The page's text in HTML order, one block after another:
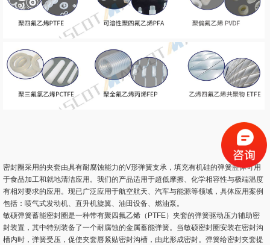
密封圈采用的夹套由具有耐腐蚀能力的V形弹簧支承，填充有机硅的弹簧腔体可用
于食品加工和就地清洁应用。我们的产品适用于超低摩擦、化学相容性与极端温度
有相对要求的应用。现已广泛应用于航空航天、汽车与能源等领域，具体应用案例
包括：喷气式发动机、直升机旋翼、油田设备、燃油泵。
敏硕弹簧蓄能密封圈是一种带有聚四氟乙烯（PTFE）夹套的弹簧驱动压力辅助密
封装置，其中特别装备了一个耐腐蚀的金属蓄能弹簧。当敏硕密封圈安装在密封沟
槽内时，弹簧受压，促使夹套唇紧贴密封沟槽，由此形成密封。弹簧给密封夹套提